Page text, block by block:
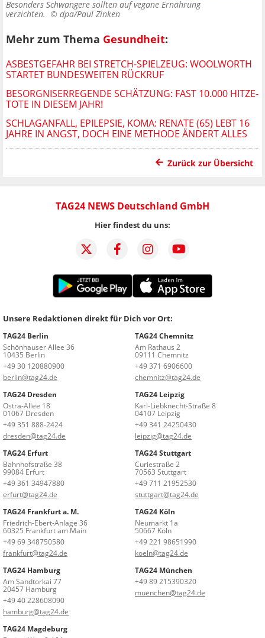
Besonders Schwangere sollten auf vegane Ernährung
verzichten. © dpa/Paul Zinken
Mehr zum Thema Gesundheit:
ASBESTGEFAHR BEI STRETCH-SPIELZEUG: WOOLWORTH
STARTET BUNDESWEITEN RÜCKRUF
BESORGNISERREGENDE SCHÄTZUNG: FAST 10.000 HITZE-
TOTE IN DIESEM JAHR!
SCHLAGANFALL, EPILEPSIE, KOMA: RENATE (65) LEBT 16
JAHRE IN ANGST, DOCH EINE METHODE ÄNDERT ALLES
Zurück zur Übersicht
TAG24 NEWS Deutschland GmbH
Hier findest du uns:
Unsere Redaktionen direkt für Dich vor Ort:
TAG24 Berlin
Schönhauser Allee 36
10435 Berlin
+49 30 120880900
berlin@tag24.de
TAG24 Chemnitz
Am Rathaus 2
09111 Chemnitz
+49 371 6906600
chemnitz@tag24.de
TAG24 Dresden
Ostra-Allee 18
01067 Dresden
+49 351 888-2424
dresden@tag24.de
TAG24 Leipzig
Karl-Liebknecht-Straße 8
04107 Leipzig
+49 341 24250430
leipzig@tag24.de
TAG24 Erfurt
Bahnhofstraße 38
99084 Erfurt
+49 361 34947880
erfurt@tag24.de
TAG24 Stuttgart
Curiestraße 2
70563 Stuttgart
+49 711 21952530
stuttgart@tag24.de
TAG24 Frankfurt a. M.
Friedrich-Ebert-Anlage 36
60325 Frankfurt am Main
+49 69 348750580
frankfurt@tag24.de
TAG24 Köln
Neumarkt 1a
50667 Köln
+49 221 98651990
koeln@tag24.de
TAG24 Hamburg
Am Sandtorkai 77
20457 Hamburg
+49 40 228608090
hamburg@tag24.de
TAG24 München
+49 89 215390320
muenchen@tag24.de
TAG24 Magdeburg